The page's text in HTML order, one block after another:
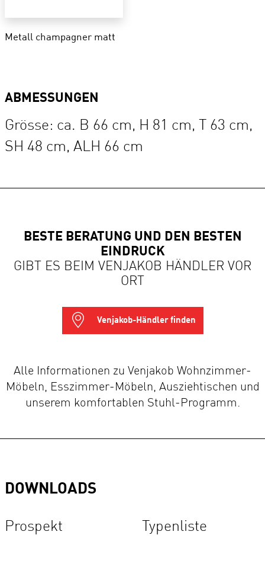
Metall champagner matt
ABMESSUNGEN
Grösse: ca. B 66 cm, H 81 cm, T 63 cm,
SH 48 cm, ALH 66 cm
BESTE BERATUNG UND DEN BESTEN
EINDRUCK
GIBT ES BEIM VENJAKOB HÄNDLER VOR
ORT
Venjakob-Händler finden
Alle Informationen zu Venjakob Wohnzimmer-
Möbeln, Esszimmer-Möbeln, Ausziehtischen und
unserem komfortablen Stuhl-Programm.
DOWNLOADS
Prospekt Typenliste